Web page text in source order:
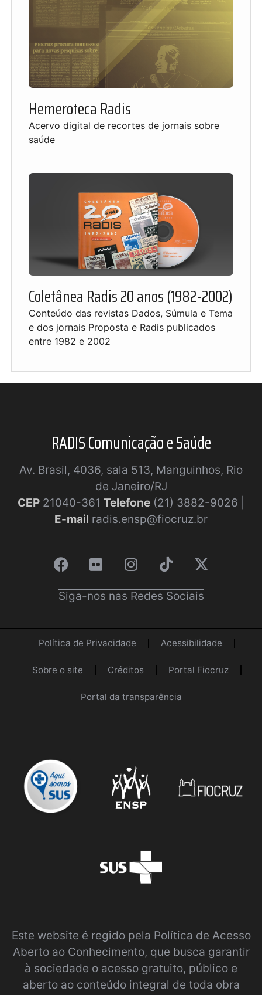
Hemeroteca Radis
Acervo digital de recortes de jornais sobre
saúde
Coletânea Radis 20 anos (1982-2002)
Conteúdo das revistas Dados, Súmula e Tema
e dos jornais Proposta e Radis publicados
entre 1982 e 2002
RADIS Comunicação e Saúde
Av. Brasil, 4036, sala 513, Manguinhos, Rio
de Janeiro/RJ
CEP 21040-361 Telefone (21) 3882-9026 |
E-mail radis.ensp@fiocruz.br
Siga-nos nas Redes Sociais
Política de Privacidade Acessibilidade
Sobre o site Créditos Portal Fiocruz
Portal da transparência
Este website é regido pela Política de Acesso
Aberto ao Conhecimento, que busca garantir
à sociedade o acesso gratuito, público e
aberto ao conteúdo integral de toda obra